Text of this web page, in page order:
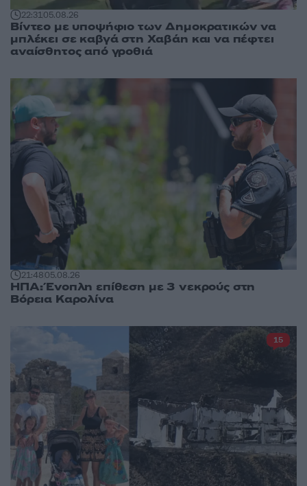
22:3105.08.26
Βίντεο με υποψήφιο των Δημοκρατικών να
μπλέκει σε καβγά στη Χαβάη και να πέφτει
αναίσθητος από γροθιά
21:4805.08.26
ΗΠΑ: Ένοπλη επίθεση με 3 νεκρούς στη
Βόρεια Καρολίνα
15